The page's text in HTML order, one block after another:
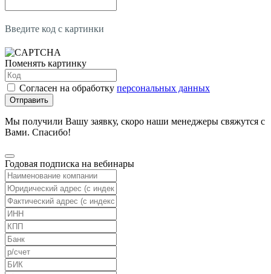
Введите код с картинки
Поменять картинку
Согласен на обработку персональных данных
Отправить
Мы получили Вашу заявку, скоро наши менеджеры свяжутся с
Вами. Спасибо!
Годовая подписка на вебинары